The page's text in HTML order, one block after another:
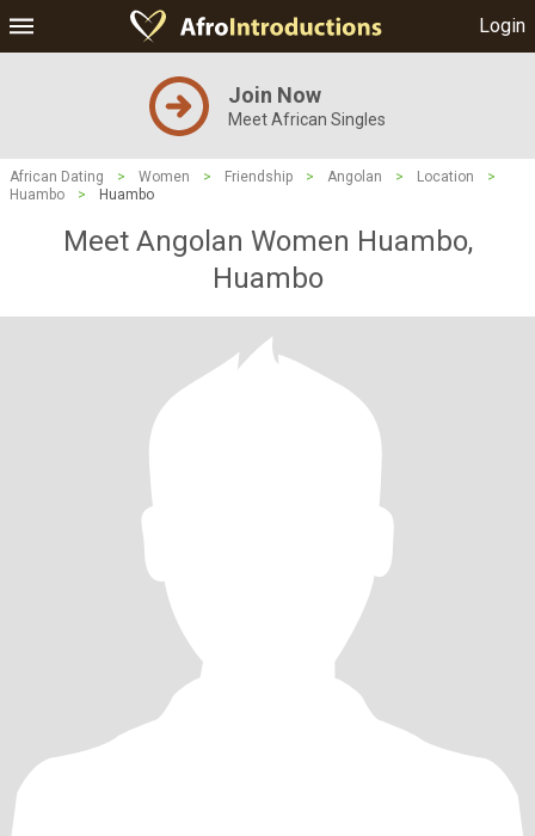
Login
Join Now
Meet African Singles
African Dating > Women > Friendship > Angolan > Location
>
Huambo
> Huambo
Meet Angolan Women Huambo,
Huambo